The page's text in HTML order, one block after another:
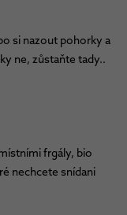
si nazout pohorky a
ne, zůstaňte tady..
frgály, bio
nechcete snídani